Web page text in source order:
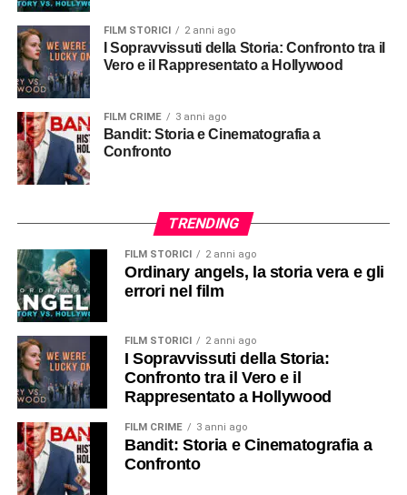
FILM STORICI 2 anni ago
Vero e il Rappresentato a Hollywood
FILM CRIME 3 anni ago
Bandit: Storia e Cinematografia a
Confronto
TRENDING
FILM STORICI 2 anni ago
Ordinary angels, la storia vera e gli
errori nel film
FILM STORICI 2 anni ago
I Sopravvissuti della Storia:
Confronto tra il Vero e il
Rappresentato a Hollywood
FILM CRIME 3 anni ago
Bandit: Storia e Cinematografia a
Confronto